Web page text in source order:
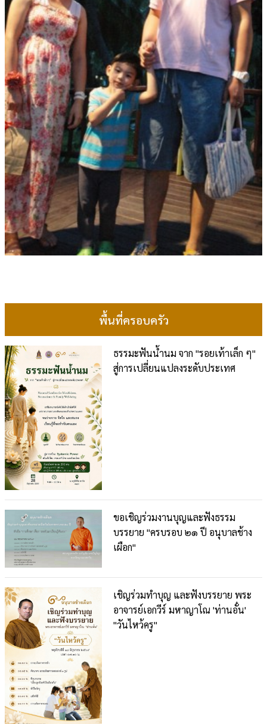
พื้นที่ครอบครัว
ธรรมะฟันน้ำนม จาก "รอยเท้าเล็ก ๆ"
สู่การเปลี่ยนแปลงระดับประเทศ
ขอเชิญร่วมงานบุญและฟังธรรม
บรรยาย "ครบรอบ ๒๑ ปี อนุบาลช้าง
เผือก"
เชิญร่วมทำบุญ และฟังบรรยาย พระ
อาจารย์เอกวีร์ มหาญาโณ 'ท่านอั๋น'
"วันไหว้ครู"